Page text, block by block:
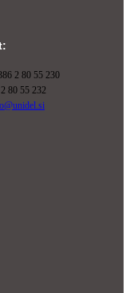
2 80 55 230
80 55 232